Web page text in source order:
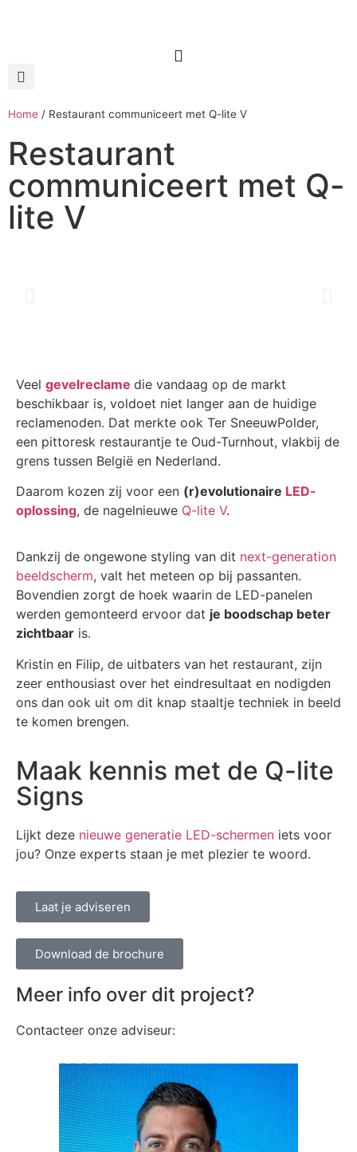
Home / Restaurant communiceert met Q-lite V
Restaurant
communiceert met Q-
lite V
Veel gevelreclame die vandaag op de markt
beschikbaar is, voldoet niet langer aan de huidige
reclamenoden. Dat merkte ook Ter SneeuwPolder,
een pittoresk restaurantje te Oud-Turnhout, vlakbij de
grens tussen België en Nederland.
Daarom kozen zij voor een (r)evolutionaire LED-
oplossing, de nagelnieuwe Q-lite V.
Dankzij de ongewone styling van dit next-generation
beeldscherm, valt het meteen op bij passanten.
Bovendien zorgt de hoek waarin de LED-panelen
werden gemonteerd ervoor dat je boodschap beter
zichtbaar is.
Kristin en Filip, de uitbaters van het restaurant, zijn
zeer enthousiast over het eindresultaat en nodigden
ons dan ook uit om dit knap staaltje techniek in beeld
te komen brengen.
Maak kennis met de Q-lite
Signs
Lijkt deze nieuwe generatie LED-schermen iets voor
jou? Onze experts staan je met plezier te woord.
Laat je adviseren
Download de brochure
Meer info over dit project?
Contacteer onze adviseur: